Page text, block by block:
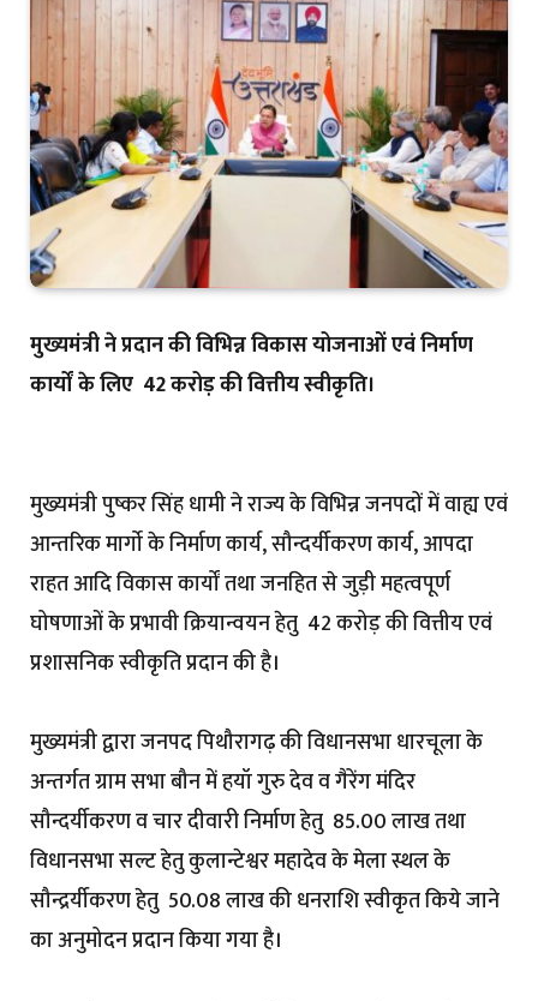
मुख्यमंत्री ने प्रदान की विभिन्न विकास योजनाओं एवं निर्माण
कार्यों के लिए ₹ 42 करोड़ की वित्तीय स्वीकृति।
मुख्यमंत्री पुष्कर सिंह धामी ने राज्य के विभिन्न जनपदों में वाह्य एवं
आन्तरिक मार्गाे के निर्माण कार्य, सौन्दर्यीकरण कार्य, आपदा
राहत आदि विकास कार्यों तथा जनहित से जुड़ी महत्वपूर्ण
घोषणाओं के प्रभावी क्रियान्वयन हेतु ₹ 42 करोड़ की वित्तीय एवं
प्रशासनिक स्वीकृति प्रदान की है।
मुख्यमंत्री द्वारा जनपद पिथौरागढ़ की विधानसभा धारचूला के
अन्तर्गत ग्राम सभा बौन में हयॉ गुरु देव व गैरेंग मंदिर
सौन्दर्यीकरण व चार दीवारी निर्माण हेतु ₹ 85.00 लाख तथा
विधानसभा सल्ट हेतु कुलान्टेश्वर महादेव के मेला स्थल के
सौन्द्रर्यीकरण हेतु ₹ 50.08 लाख की धनराशि स्वीकृत किये जाने
का अनुमोदन प्रदान किया गया है।